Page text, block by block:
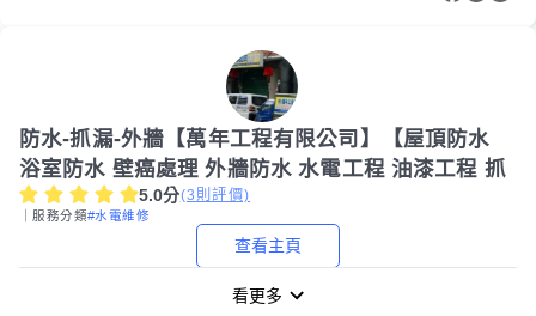
防水-抓漏-外牆【萬年工程有限公司】【屋頂防水
浴室防水 壁癌處理 外牆防水 水電工程 油漆工程 抓
5.0分(3 則評價)
｜服務分類#水電維修
查看主頁
看更多